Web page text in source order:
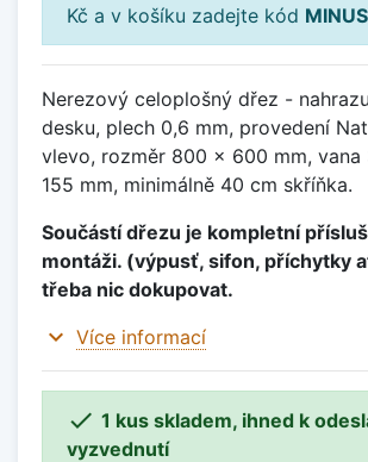
Kč a v košíku zadejte kód
Nerezový celoplošný dřez -
desku, plech 0,6 mm, provedení
vlevo, rozměr 800 x 600 mm,
155 mm, minimálně 40 cm skříňka.
Součástí dřezu je kompletní
montáži. (výpusť, sifon, příchytky
třeba nic dokupovat.
expand_more Více informací
 1 kus skladem, ihned k
vyzvednutí